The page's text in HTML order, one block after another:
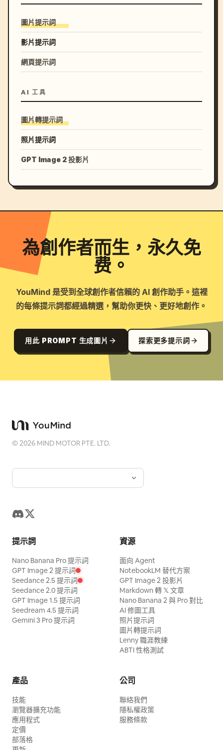
圖片提示詞
影片提示詞
網頁提示詞
AI 工具
圖片轉提示詞
照片提示詞
GPT Image 2 投影片
為創作者而生，永久免
费。
YouMind 是受到全球創作者信賴的 AI 創作助手。這裡
的每條提示詞都經過精選，幫助你更快、更好地創作。
用此 PROMPT 生成圖片 探索更多提示詞
©2026 MIND MOTOR PTE. LTD.
提示詞
Nano Banana Pro 提示詞
GPT Image 2 提示詞
Seedance 2.5 提示詞
Seedance 2.0 提示詞
GPT Image 1.5 提示詞
Seedream 4.5 提示詞
Gemini 3 Pro 提示詞
資源
面向 Agent
NotebookLM 替代方案
GPT Image 2 投影片
Markdown 轉 𝕏 文章
Nano Banana 2 與 Pro 對比
AI 修圖工具
照片提示詞
圖片轉提示詞
Lenny 職涯教練
ABTI 性格測試
產品
技能
瀏覽器擴充功能
應用程式
定價
部落格
公司
聯絡我們
隱私權政策
服務條款